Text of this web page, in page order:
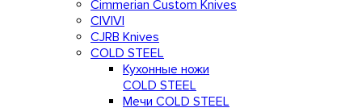
Cimmerian Custom Knives
CIVIVI
CJRB Knives
COLD STEEL
Кухонные ножи
COLD STEEL
Мечи COLD STEEL